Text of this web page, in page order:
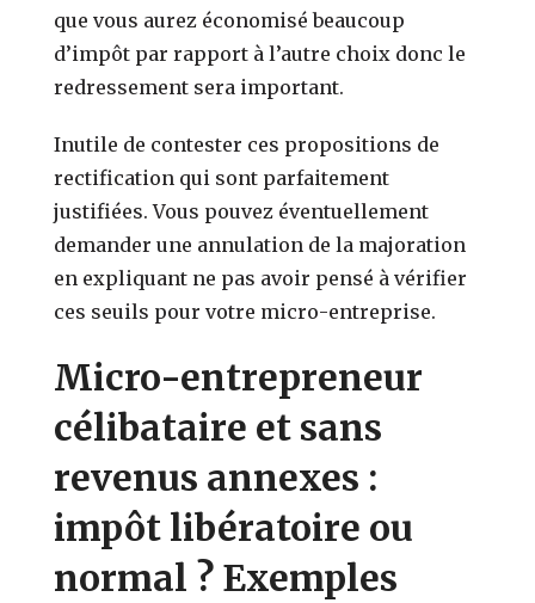
que vous aurez économisé beaucoup
d’impôt par rapport à l’autre choix donc le
redressement sera important.
Inutile de contester ces propositions de
rectification qui sont parfaitement
justifiées. Vous pouvez éventuellement
demander une annulation de la majoration
en expliquant ne pas avoir pensé à vérifier
ces seuils pour votre micro-entreprise.
Micro-entrepreneur
célibataire et sans
revenus annexes :
impôt libératoire ou
normal ? Exemples